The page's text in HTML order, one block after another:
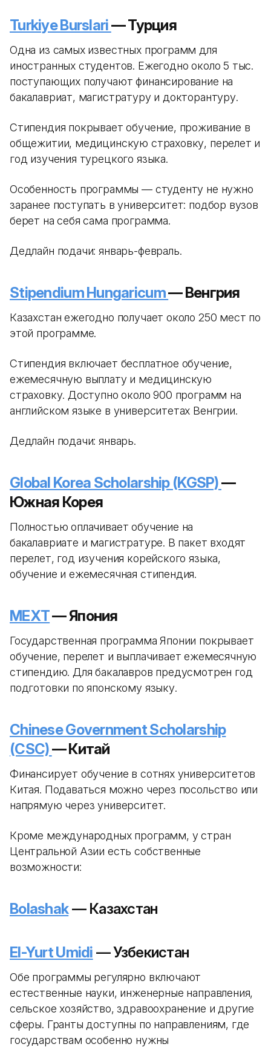
Turkiye Burslari— Турция
Одна из самых известных программ для
иностранных студентов. Ежегодно около 5 тыс.
поступающих получают финансирование на
бакалавриат, магистратуру и докторантуру.
Стипендия покрывает обучение, проживание в
общежитии, медицинскую страховку, перелет и
год изучения турецкого языка.
Особенность программы — студенту не нужно
заранее поступать в университет: подбор вузов
берет на себя сама программа.
Дедлайн подачи: январь-февраль.
Stipendium Hungaricum— Венгрия
Казахстан ежегодно получает около 250 мест по
этой программе.
Стипендия включает бесплатное обучение,
ежемесячную выплату и медицинскую
страховку. Доступно около 900 программ на
английском языке в университетах Венгрии.
Дедлайн подачи: январь.
Global Korea Scholarship (KGSP)—
Южная Корея
Полностью оплачивает обучение на
бакалавриате и магистратуре. В пакет входят
перелет, год изучения корейского языка,
обучение и ежемесячная стипендия.
MEXT— Япония
Государственная программа Японии покрывает
обучение, перелет и выплачивает ежемесячную
стипендию. Для бакалавров предусмотрен год
подготовки по японскому языку.
Chinese Government Scholarship
(CSC)— Китай
Финансирует обучение в сотнях университетов
Китая. Подаваться можно через посольство или
напрямую через университет.
Кроме международных программ, у стран
Центральной Азии есть собственные
возможности:
Bolashak— Казахстан
El-Yurt Umidi — Узбекистан
Обе программы регулярно включают
естественные науки, инженерные направления,
сельское хозяйство, здравоохранение и другие
сферы. Гранты доступны по направлениям, где
государствам особенно нужны